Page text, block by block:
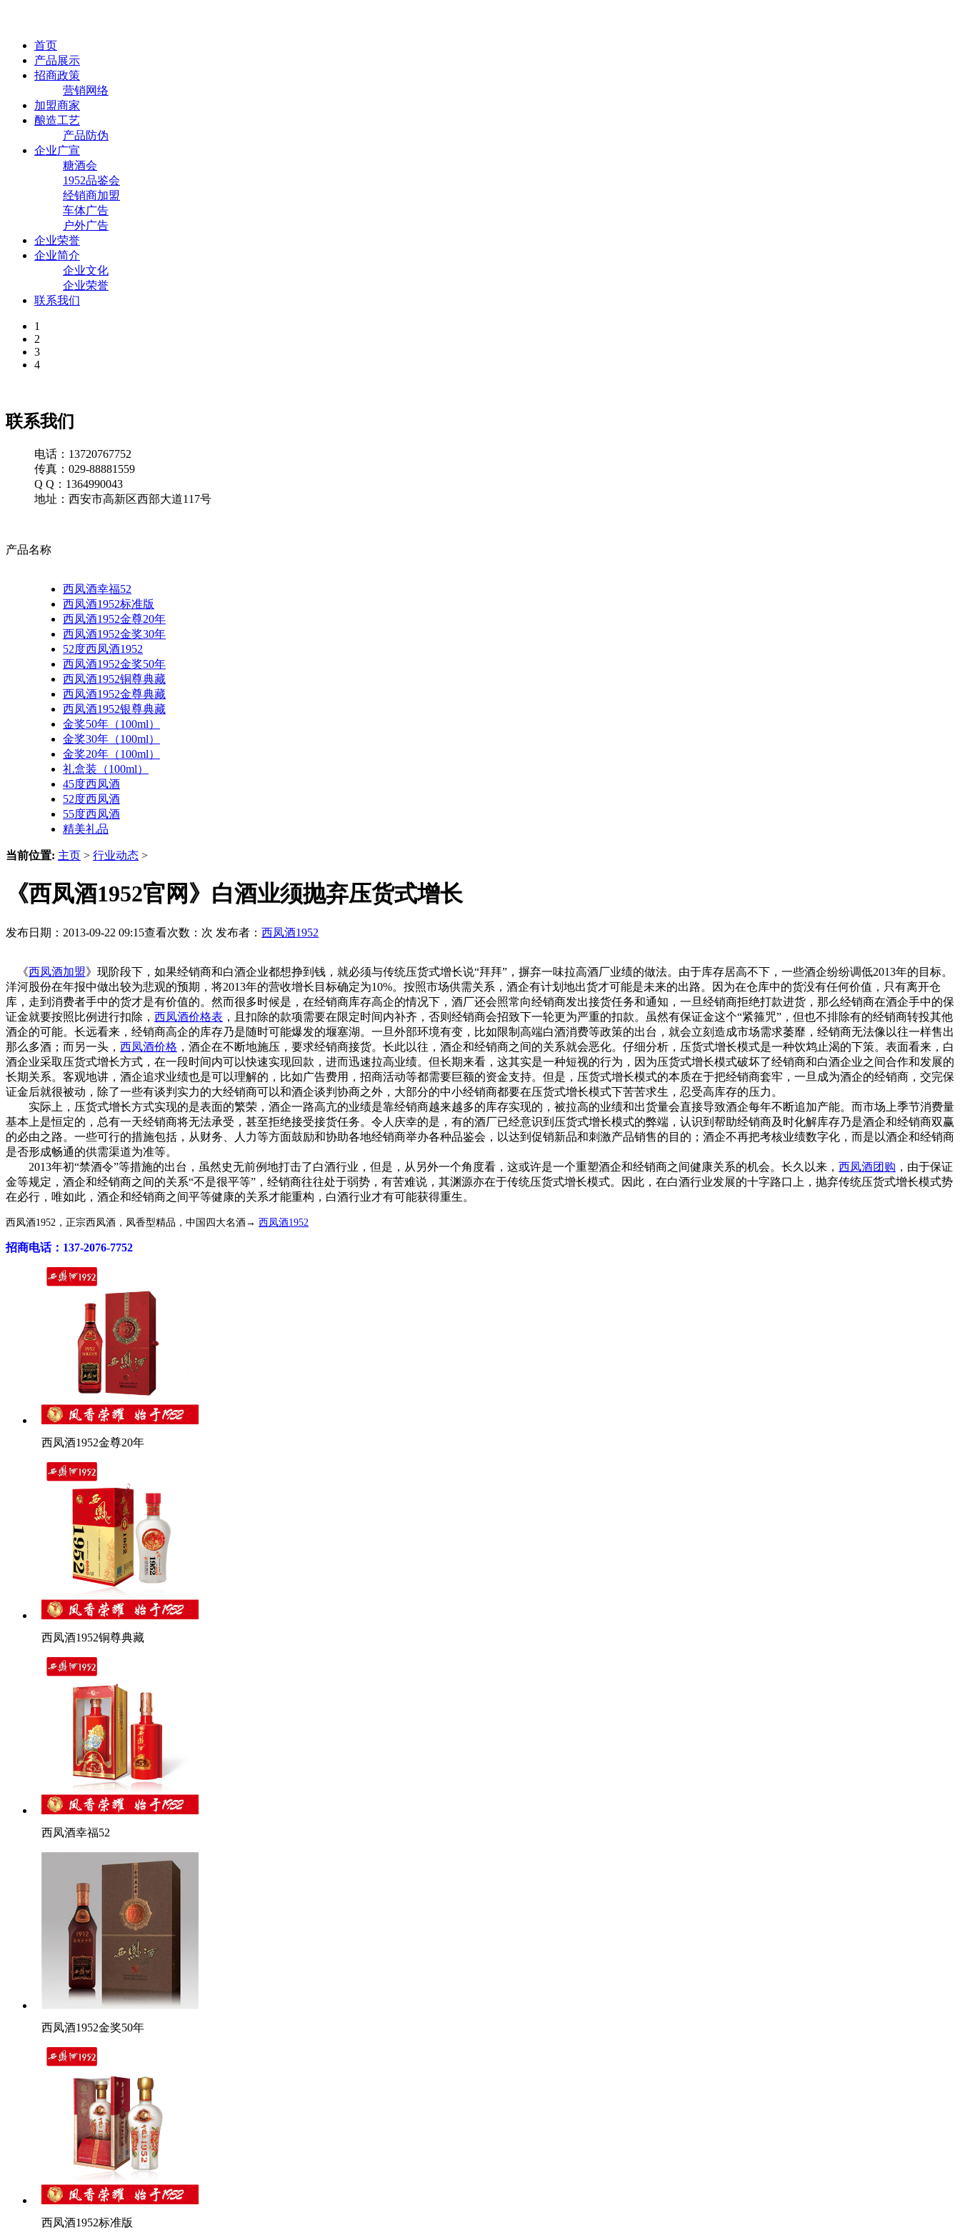
首页
产品展示
招商政策
营销网络
加盟商家
酿造工艺
产品防伪
企业广宣
糖酒会
1952品鉴会
经销商加盟
车体广告
户外广告
企业荣誉
企业简介
企业文化
企业荣誉
联系我们
1
2
3
4
联系我们
电话：13720767752
传真：029-88881559
Q Q：1364990043
地址：西安市高新区西部大道117号
产品名称
西凤酒幸福52
西凤酒1952标准版
西凤酒1952金尊20年
西凤酒1952金奖30年
52度西凤酒1952
西凤酒1952金奖50年
西凤酒1952铜尊典藏
西凤酒1952金尊典藏
西凤酒1952银尊典藏
金奖50年（100ml）
金奖30年（100ml）
金奖20年（100ml）
礼盒装（100ml）
45度西凤酒
52度西凤酒
55度西凤酒
精美礼品
当前位置: 主页 > 行业动态 >
《西凤酒1952官网》白酒业须抛弃压货式增长
发布日期：2013-09-22 09:15查看次数： 次 发布者： 西凤酒1952
《西凤酒加盟》现阶段下，如果经销商和白酒企业都想挣到钱，就必须与传统压货式增长说“拜拜”，摒弃一味拉高酒厂业绩的做法。由于库存居高不下，一些酒企纷纷调低2013年的目标。
洋河股份在年报中做出较为悲观的预期，将2013年的营收增长目标确定为10%。按照市场供需关系，酒企有计划地出货才可能是未来的出路。因为在仓库中的货没有任何价值，只有离开仓
库，走到消费者手中的货才是有价值的。然而很多时候是，在经销商库存高企的情况下，酒厂还会照常向经销商发出接货任务和通知，一旦经销商拒绝打款进货，那么经销商在酒企手中的保
证金就要按照比例进行扣除， 西凤酒价格表 ，且扣除的款项需要在限定时间内补齐，否则经销商会招致下一轮更为严重的扣款。虽然有保证金这个“紧箍咒”，但也不排除有的经销商转投其他
酒企的可能。长远看来，经销商高企的库存乃是随时可能爆发的堰塞湖。一旦外部环境有变，比如限制高端白酒消费等政策的出台，就会立刻造成市场需求萎靡，经销商无法像以往一样售出
那么多酒；而另一头， 西凤酒价格 ，酒企在不断地施压，要求经销商接货。长此以往，酒企和经销商之间的关系就会恶化。仔细分析，压货式增长模式是一种饮鸩止渴的下策。表面看来，白
酒企业采取压货式增长方式，在一段时间内可以快速实现回款，进而迅速拉高业绩。但长期来看，这其实是一种短视的行为，因为压货式增长模式破坏了经销商和白酒企业之间合作和发展的
长期关系。客观地讲，酒企追求业绩也是可以理解的，比如广告费用，招商活动等都需要巨额的资金支持。但是，压货式增长模式的本质在于把经销商套牢，一旦成为酒企的经销商，交完保
证金后就很被动，除了一些有谈判实力的大经销商可以和酒企谈判协商之外，大部分的中小经销商都要在压货式增长模式下苦苦求生，忍受高库存的压力。
实际上，压货式增长方式实现的是表面的繁荣，酒企一路高亢的业绩是靠经销商越来越多的库存实现的，被拉高的业绩和出货量会直接导致酒企每年不断追加产能。而市场上季节消费量
基本上是恒定的，总有一天经销商将无法承受，甚至拒绝接受接货任务。令人庆幸的是，有的酒厂已经意识到压货式增长模式的弊端，认识到帮助经销商及时化解库存乃是酒企和经销商双赢
的必由之路。一些可行的措施包括，从财务、人力等方面鼓励和协助各地经销商举办各种品鉴会，以达到促销新品和刺激产品销售的目的；酒企不再把考核业绩数字化，而是以酒企和经销商
是否形成畅通的供需渠道为准等。
2013年初“禁酒令”等措施的出台，虽然史无前例地打击了白酒行业，但是，从另外一个角度看，这或许是一个重塑酒企和经销商之间健康关系的机会。长久以来， 西凤酒团购 ，由于保证
金等规定，酒企和经销商之间的关系“不是很平等”，经销商往往处于弱势，有苦难说，其渊源亦在于传统压货式增长模式。因此，在白酒行业发展的十字路口上，抛弃传统压货式增长模式势
在必行，唯如此，酒企和经销商之间平等健康的关系才能重构，白酒行业才有可能获得重生。
西凤酒1952，正宗西凤酒，凤香型精品，中国四大名酒→ 西凤酒1952
招商电话：137-2076-7752
西凤酒1952金尊20年
西凤酒1952铜尊典藏
西凤酒幸福52
西凤酒1952金奖50年
西凤酒1952标准版